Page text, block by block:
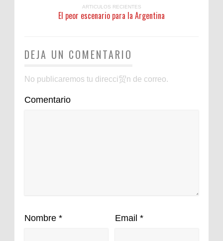
ARTICULOS RECIENTES
El peor escenario para la Argentina
DEJA UN COMENTARIO
No publicaremos tu direcci贸n de correo.
Comentario
Nombre * Email *